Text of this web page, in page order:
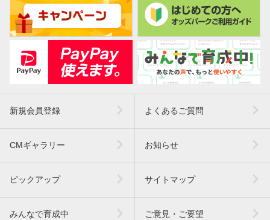
新規会員登録 よくあるご質問
CMギャラリー お知らせ
ピックアップ サイトマップ
みんなで育成中 ご意見・ご要望